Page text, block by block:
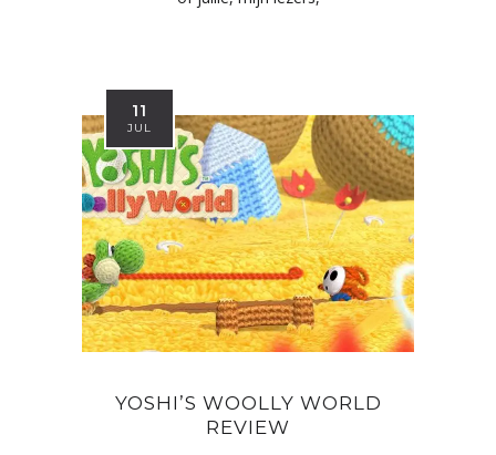
11
JUL
YOSHI’S WOOLLY WORLD
REVIEW